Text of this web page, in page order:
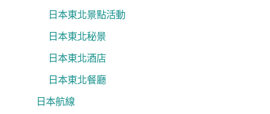
日本東北景點活動
日本東北秘景
日本東北酒店
日本東北餐廳
日本航線